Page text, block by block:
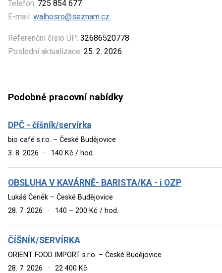
Telefon: 725 854 677
E-mail: walhosro@seznam.cz
Referenční číslo ÚP: 32686520778
Poslední aktualizace: 25. 2. 2026
Podobné pracovní nabídky
DPČ - číšník/servírka
bio café s.r.o. – České Budějovice
3. 8. 2026
· 140 Kč / hod.
OBSLUHA V KAVÁRNĚ- BARISTA/KA - i OZP
Lukáš Čeněk – České Budějovice
28. 7. 2026
· 140 – 200 Kč / hod.
ČÍŠNÍK/SERVÍRKA
ORIENT FOOD IMPORT s.r.o. – České Budějovice
28. 7. 2026
· 22 400 Kč